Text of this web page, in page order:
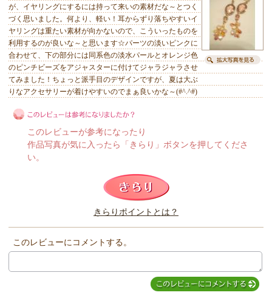
が、イヤリングにするには持って来いの素材だな～とつく
づく思いました。何より、軽い！耳からずり落ちやすいイ
ヤリングは重たい素材が向かないので、こういったものを
利用するのが良いな～と思います☆パーツの淡いピンクに
合わせて、下の部分には同系色の淡水パールとオレンジ色
のピンチビーズをアジャスターに付けてジャラジャラさせ
てみました！ちょっと派手目のデザインですが、夏は大ぶ
りなアクセサリーが着けやすいのでまぁ良いかな～(#^.^#)
このレビューは参考になりましたか？
このレビューが参考になったり
作品写真が気に入ったら「きらり」ボタンを押してくださ
い。
きらりポイントとは？
このレビューにコメントする。